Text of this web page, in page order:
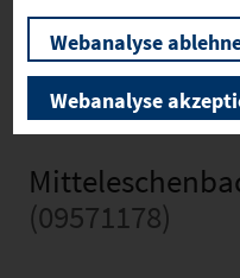
(09571178)
Webanalyse
Webanalyse